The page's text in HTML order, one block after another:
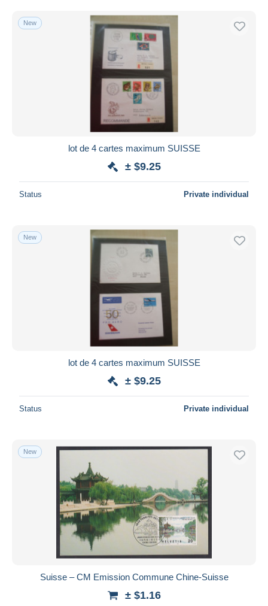
Payment methods
PayPal
Bank transfer
MasterCard
Bancontact
Maestro
Seller's residence
New
lot de 4 cartes maximum SUISSE
± $9.25
Status Private individual
New
lot de 4 cartes maximum SUISSE
± $9.25
Status Private individual
New
Suisse – CM Emission Commune Chine-Suisse
± $1.16